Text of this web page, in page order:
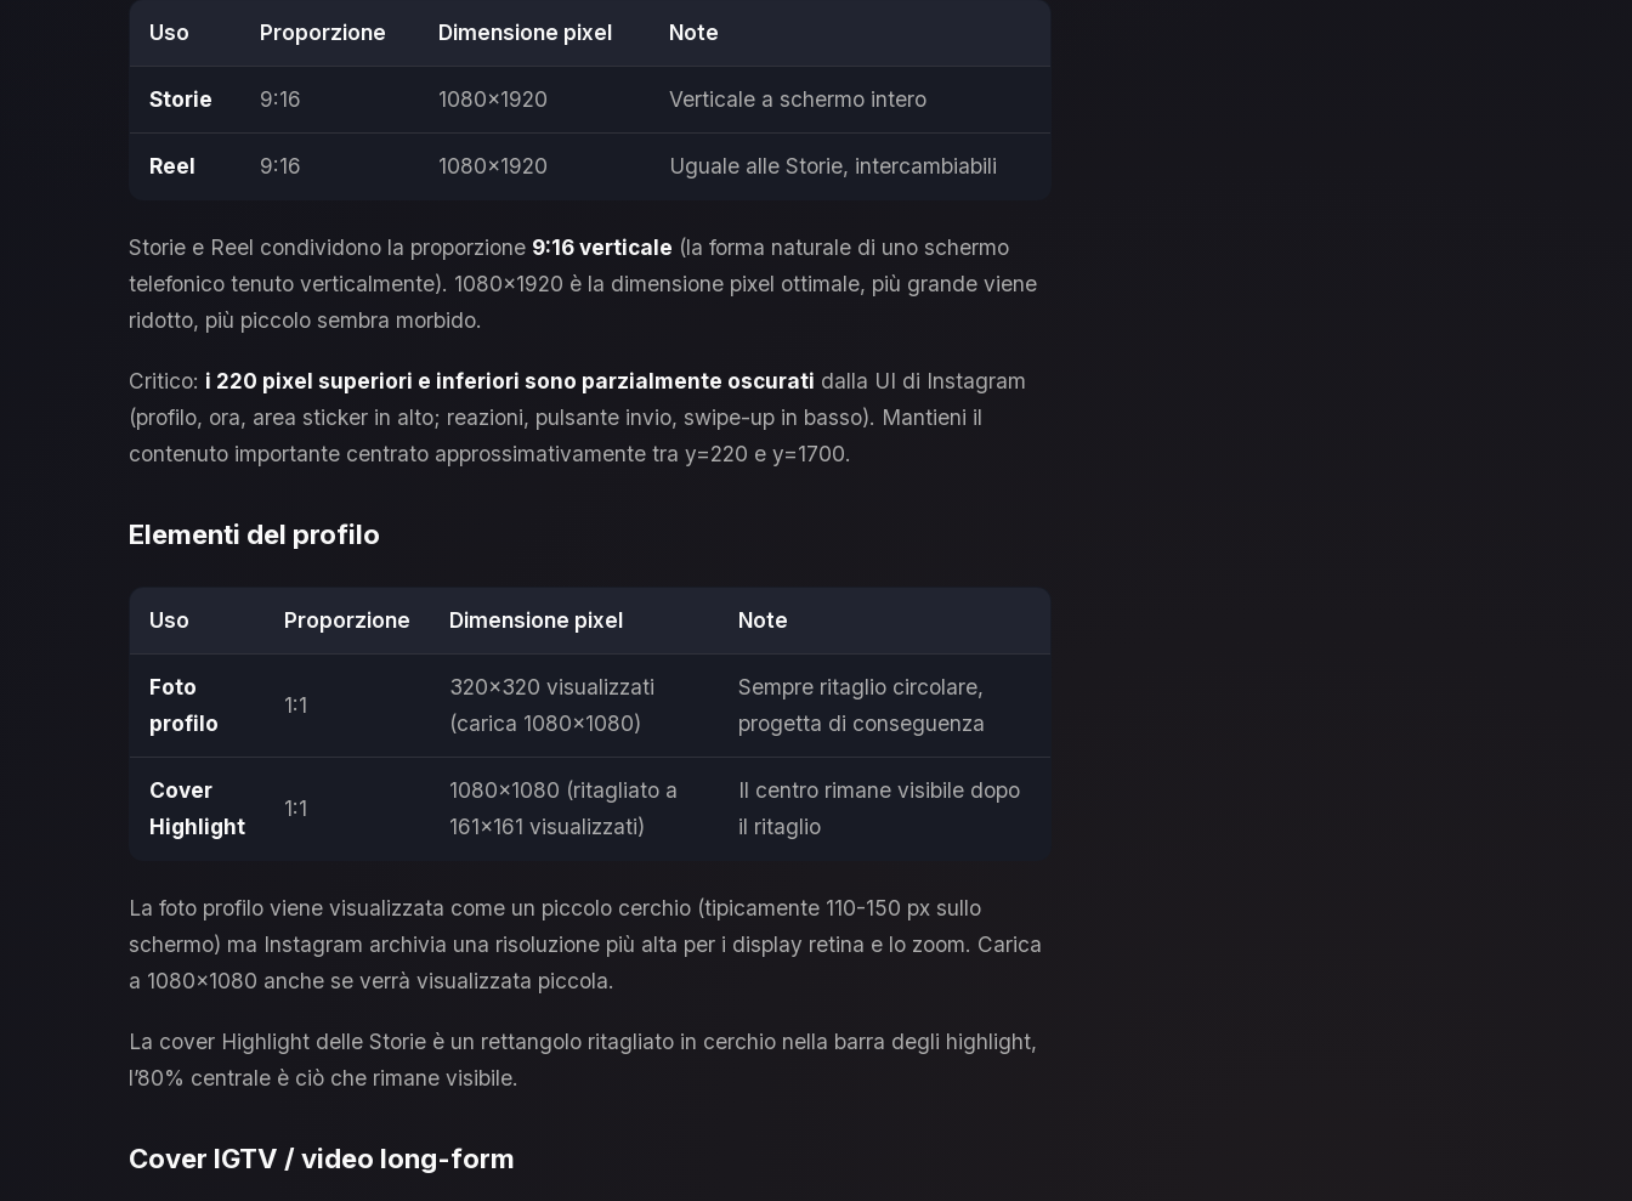
Uso Proporzione Dimensione pixel Note
Storie 9:16 1080×1920 Verticale a schermo intero
Reel 9:16 1080×1920 Uguale alle Storie, intercambiabili
Storie e Reel condividono la proporzione 9:16 verticale (la forma naturale di uno schermo
telefonico tenuto verticalmente). 1080×1920 è la dimensione pixel ottimale, più grande viene
ridotto, più piccolo sembra morbido.
Critico: i 220 pixel superiori e inferiori sono parzialmente oscurati dalla UI di Instagram
(profilo, ora, area sticker in alto; reazioni, pulsante invio, swipe-up in basso). Mantieni il
contenuto importante centrato approssimativamente tra y=220 e y=1700.
Elementi del profilo
Uso Proporzione Dimensione pixel Note
Foto
profilo
1:1
320×320 visualizzati
(carica 1080×1080)
Sempre ritaglio circolare,
progetta di conseguenza
Cover
Highlight
1:1
1080×1080 (ritagliato a
161×161 visualizzati)
Il centro rimane visibile dopo
il ritaglio
La foto profilo viene visualizzata come un piccolo cerchio (tipicamente 110-150 px sullo
schermo) ma Instagram archivia una risoluzione più alta per i display retina e lo zoom. Carica
a 1080×1080 anche se verrà visualizzata piccola.
La cover Highlight delle Storie è un rettangolo ritagliato in cerchio nella barra degli highlight,
l’80% centrale è ciò che rimane visibile.
Cover IGTV / video long-form